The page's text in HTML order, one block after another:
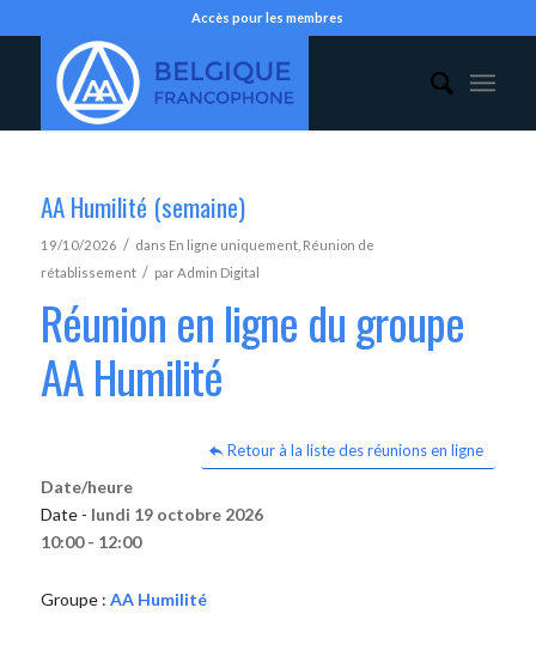
Accès pour les membres
AA Humilité (semaine)
19/10/2026 / dans En ligne uniquement, Réunion de
rétablissement / parAdmin Digital
Réunion en ligne du groupe
AA Humilité
Retour à la liste des réunions en ligne
Date/heure
Date - lundi 19 octobre 2026
10:00 - 12:00
Groupe : AA Humilité